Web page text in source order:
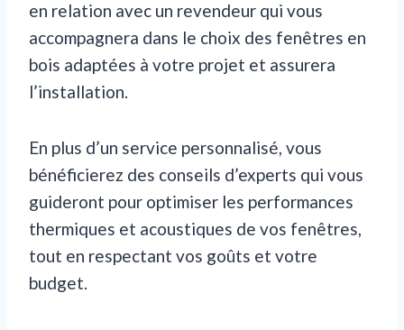
en relation avec un revendeur qui vous
accompagnera dans le choix des fenêtres en
bois adaptées à votre projet et assurera
l’installation.
En plus d’un service personnalisé, vous
bénéficierez des conseils d’experts qui vous
guideront pour optimiser les performances
thermiques et acoustiques de vos fenêtres,
tout en respectant vos goûts et votre
budget.